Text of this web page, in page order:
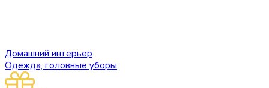
Домашний интерьер
Одежда, головные уборы